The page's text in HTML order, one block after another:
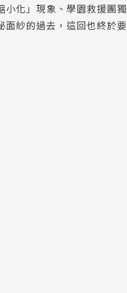
小化」現象、學園救援團獨
面紗的過去，這回也終於要